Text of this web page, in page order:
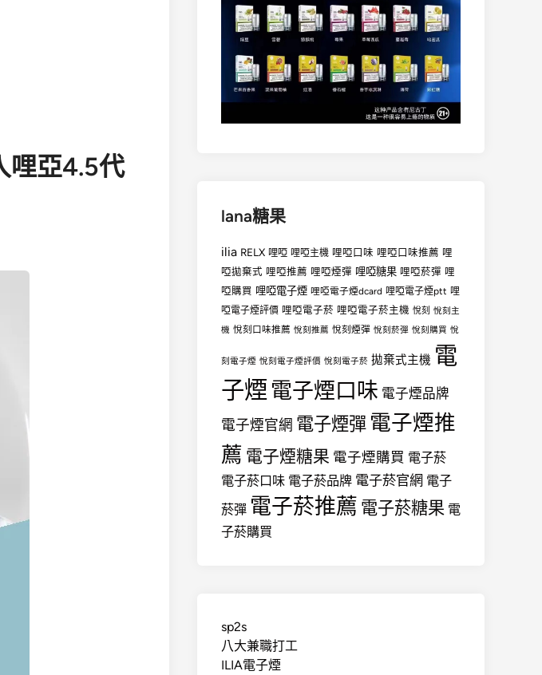
哩亞4.5代
lana糖果
ilia RELX 哩啞 哩啞主機 哩啞口味 哩啞口味推薦 哩
啞拋棄式 哩啞推薦 哩啞煙彈 哩啞糖果 哩啞菸彈 哩
啞購買 哩啞電子煙 哩啞電子煙dcard 哩啞電子煙ptt 哩
啞電子煙評價 哩啞電子菸 哩啞電子菸主機 悅刻 悅刻主
機 悅刻口味推薦 悅刻推薦 悅刻煙彈 悅刻菸彈 悅刻購買 悅
刻電子煙 悅刻電子煙評價 悅刻電子菸 拋棄式主機 電
子煙 電子煙口味 電子煙品牌
電子煙官網 電子煙彈 電子煙推
薦 電子煙糖果 電子煙購買 電子菸
電子菸口味 電子菸品牌 電子菸官網 電子
菸彈 電子菸推薦 電子菸糖果 電
子菸購買
sp2s
八大兼職打工
ILIA電子煙